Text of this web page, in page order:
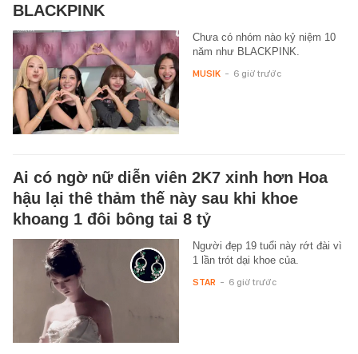
BLACKPINK
Chưa có nhóm nào kỷ niệm 10
năm như BLACKPINK.
MUSIK - 6 giờ trước
Ai có ngờ nữ diễn viên 2K7 xinh hơn Hoa
hậu lại thê thảm thế này sau khi khoe
khoang 1 đôi bông tai 8 tỷ
Người đẹp 19 tuổi này rớt đài vì
1 lần trót dại khoe của.
STAR - 6 giờ trước